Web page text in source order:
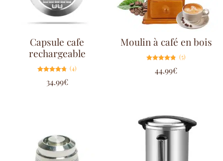
Capsule cafe
rechargeable
4.75
sur 5
(4)
34.99€
Moulin à café en bois
4.80
sur 5
(5)
44.99€